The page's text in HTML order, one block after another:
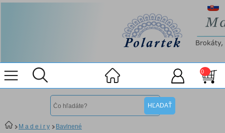
0
M a d e i r y Bavlnené